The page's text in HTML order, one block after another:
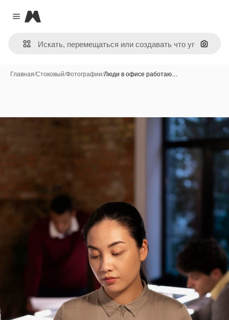
Close menu
Magnific
Поиск
Главная/Стоковый/Фотографии/Люди в офисе работаю…